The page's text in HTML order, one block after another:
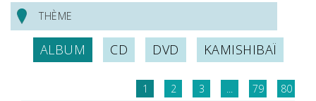
THÈME
ALBUM CD DVD KAMISHIBAÏ
1 2 3 ... 79 80